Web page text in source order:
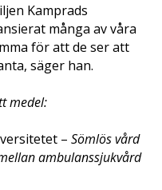
Kamprads
många av våra
för att de ser att
säger han.
medel:
– Sömlös vård
ambulanssjukvård